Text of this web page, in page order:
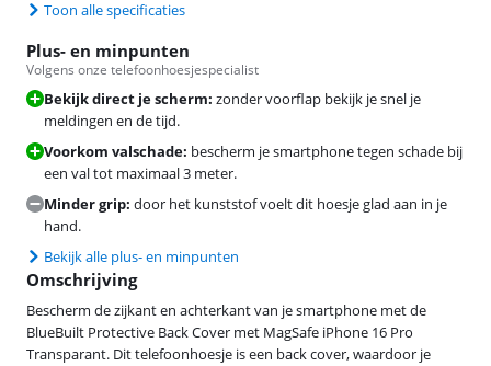
Toon alle specificaties
Plus- en minpunten
Volgens onze telefoonhoesjespecialist
Bekijk direct je scherm: zonder voorflap bekijk je snel je
meldingen en de tijd.
Voorkom valschade: bescherm je smartphone tegen schade bij
een val tot maximaal 3 meter.
Minder grip: door het kunststof voelt dit hoesje glad aan in je
hand.
Bekijk alle plus- en minpunten
Omschrijving
Bescherm de zijkant en achterkant van je smartphone met de
BlueBuilt Protective Back Cover met MagSafe iPhone 16 Pro
Transparant. Dit telefoonhoesje is een back cover, waardoor je